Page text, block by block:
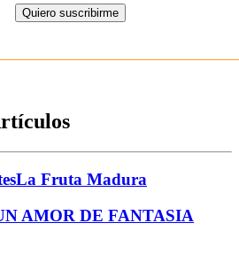
La Fruta Madura
AMOR DE FANTASIA